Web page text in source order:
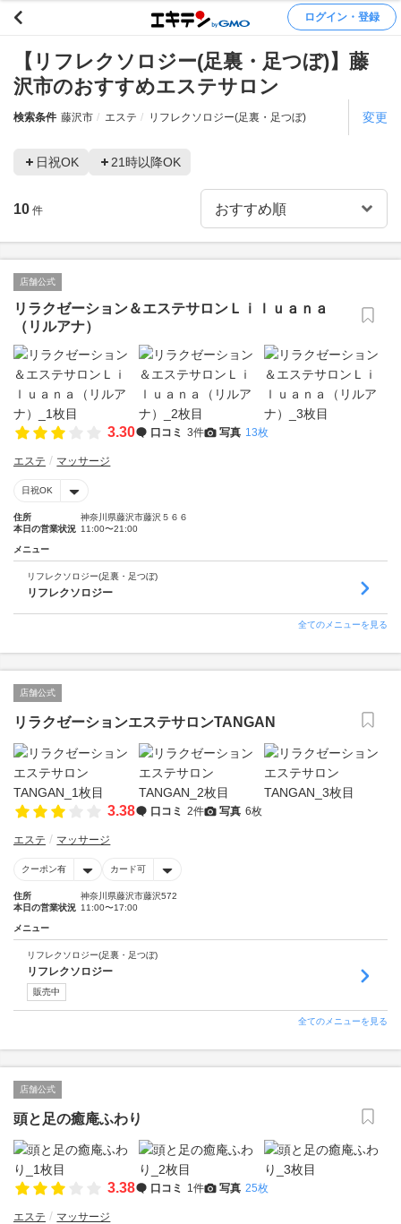
ログイン・登録
【リフレクソロジー(足裏・足つぼ)】藤
沢市のおすすめエステサロン
検索条件 藤沢市 エステ リフレクソロジー(足裏・足つぼ) 変更
日祝OK 21時以降OK
10 件
店舗公式
リラクゼーション＆エステサロンＬｉｌｕａｎａ
（リルアナ）
3.30 口コミ 3件 写真 13枚
エステ マッサージ
日祝OK
住所
神奈川県藤沢市藤沢５６６
本日の営業状況 11:00〜21:00
メニュー
リフレクソロジー(足裏・足つぼ)
リフレクソロジー
全てのメニューを見る
店舗公式
リラクゼーションエステサロンTANGAN
3.38 口コミ 2件 写真 6枚
エステ マッサージ
クーポン有 カード可
住所
神奈川県藤沢市藤沢572
本日の営業状況 11:00〜17:00
メニュー
リフレクソロジー(足裏・足つぼ)
リフレクソロジー
販売中
全てのメニューを見る
店舗公式
頭と足の癒庵ふわり
3.38 口コミ 1件 写真 25枚
エステ マッサージ